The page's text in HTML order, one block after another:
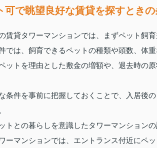
可で眺望良好な賃貸を探すとき
賃貸タワーマンションでは、まずペット飼
では、飼育できるペットの種類や頭数、体
ットを理由とした敷金の増額や、退去時の
条件を事前に把握しておくことで、入居後
トとの暮らしを意識したタワーマンション
ーマンションでは、エントランス付近にペ